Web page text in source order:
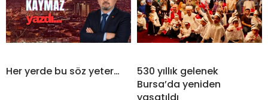
Her yerde bu söz yeter…
530 yıllık gelenek
Bursa’da yeniden